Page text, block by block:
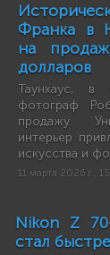
Франка в
на
долларов
Таунхаус, в
фотограф
продажу.
интерьер
искусства и
11 марта 2026 г.,
Nikon Z
стал